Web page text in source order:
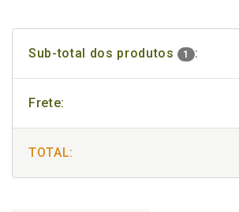
Sub-total dos produtos 1 :
Frete:
TOTAL: